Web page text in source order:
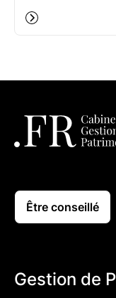
Être conseillé
Gestion de